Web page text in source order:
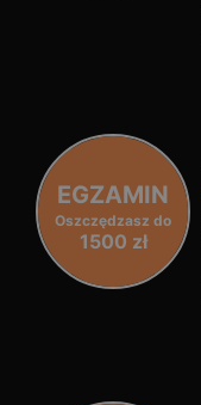
EGZAMIN
Oszczędzasz do
1500 zł